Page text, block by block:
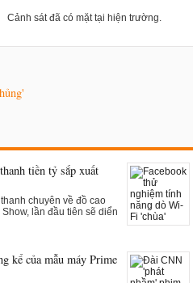
Cảnh sát đã có mặt tại hiện trường.
tiền tỷ sắp xuất
chuyên về đồ cao
lần đầu tiên sẽ diển
kể của mẫu máy Prime